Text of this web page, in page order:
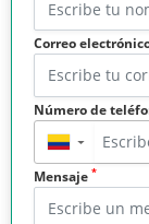
Correo
Número de
▼
Mensaje *